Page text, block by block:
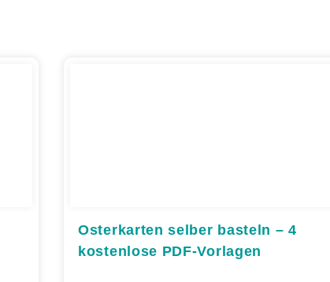
Osterkarten selber basteln – 4
kostenlose PDF-Vorlagen